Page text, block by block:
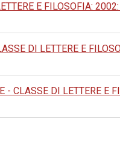
E FILOSOFIA:
DI LETTERE E
- CLASSE DI LETTERE E